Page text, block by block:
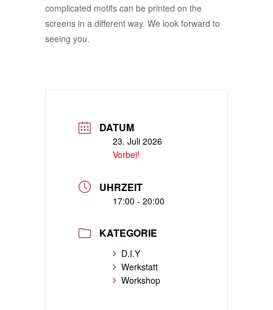
complicated motifs can be printed on the
screens in a different way. We look forward to
seeing you.
DATUM
23. Juli 2026
Vorbei!
UHRZEIT
17:00 - 20:00
KATEGORIE
D.I.Y
Werkstatt
Workshop